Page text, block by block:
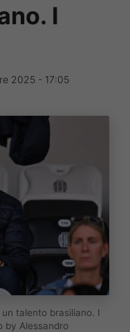
I
2025 - 17:05
talento brasiliano. I
by Alessandro